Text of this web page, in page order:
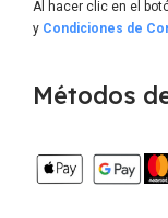
Al hacer clic en el
y Condiciones de
Métodos